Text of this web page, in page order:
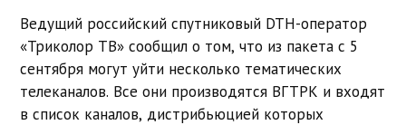
Ведущий российский спутниковый DTH-оператор
«Триколор ТВ» сообщил о том, что из пакета с 5
сентября могут уйти несколько тематических
телеканалов. Все они производятся ВГТРК и входят
в список каналов, дистрибьюцией которых